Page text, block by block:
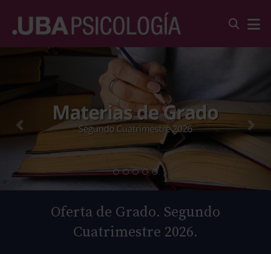
Oferta de Grado. Segundo
Cuatrimestre 2026.